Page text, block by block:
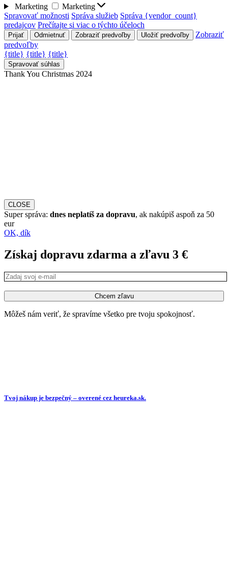
Marketing
Marketing
Spravovať možnosti Správa služieb Správa {vendor_count}
predajcov Prečítajte si viac o týchto účeloch
Prijať Odmietnuť Zobraziť predvoľby Uložiť predvoľby
Zobraziť
predvoľby
{title} {title} {title}
Spravovať súhlas
Thank You Christmas 2024
CLOSE
Super správa: dnes neplatíš za dopravu, ak nakúpiš aspoň za 50
eur
OK, dík
Získaj dopravu zdarma a zľavu 3 €
Môžeš nám veriť, že spravíme všetko pre tvoju spokojnosť.
Tvoj nákup je bezpečný – overené cez heureka.sk.